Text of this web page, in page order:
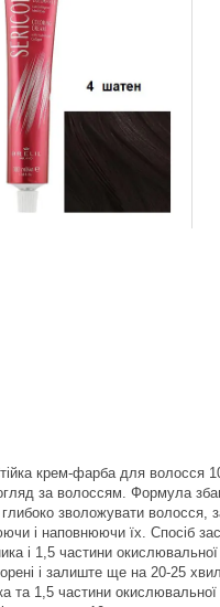
крем-фарба для волосся
за волоссям. Формула
глибоко зволожувати
і наповнюючи їх. Спосіб
і 1,5 частини
і залиште ще на 20-25
та 1,5 частини